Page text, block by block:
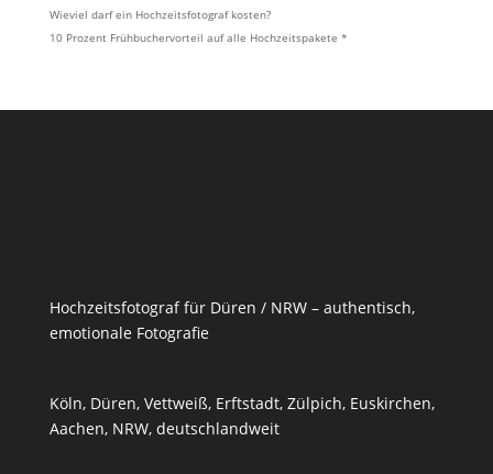
Wieviel darf ein Hochzeitsfotograf kosten?
10 Prozent Frühbuchervorteil auf alle Hochzeitspakete *
Hochzeitsfotograf für Düren / NRW – authentisch,
emotionale Fotografie
Köln, Düren, Vettweiß, Erftstadt, Zülpich, Euskirchen,
Aachen, NRW, deutschlandweit